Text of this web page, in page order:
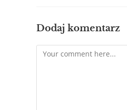
Dodaj komentarz